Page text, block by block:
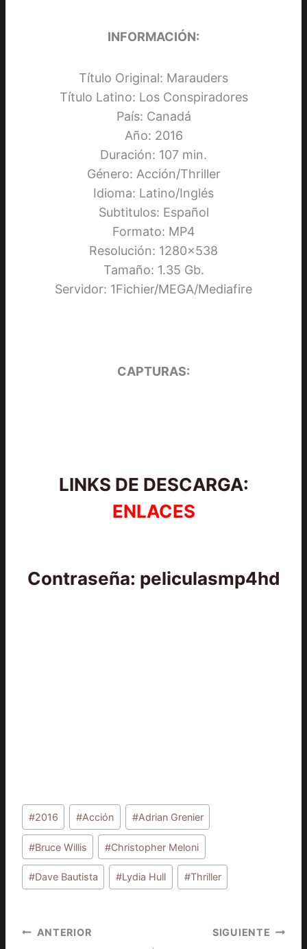
INFORMACIÓN:
Título Original: Marauders
Título Latino: Los Conspiradores
País: Canadá
Año: 2016
Duración: 107 min.
Género: Acción/Thriller
Idioma: Latino/Inglés
Subtitulos: Español
Formato: MP4
Resolución: 1280×538
Tamaño: 1.35 Gb.
Servidor: 1Fichier/MEGA/Mediafire
CAPTURAS:
LINKS DE DESCARGA:
ENLACES
Contraseña: peliculasmp4hd
Etiquetas
de
la
entrada:
#2016 #Acción #Adrian Grenier
#Bruce Willis #Christopher Meloni
#Dave Bautista #Lydia Hull #Thriller
Navegación
ANTERIOR SIGUIENTE